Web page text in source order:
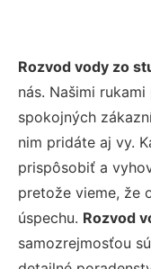
Rozvod vody zo
nás. Našimi
spokojných
nim pridáte aj vy.
prispôsobiť a
pretože vieme, že
úspechu. Rozvod
samozrejmosťou